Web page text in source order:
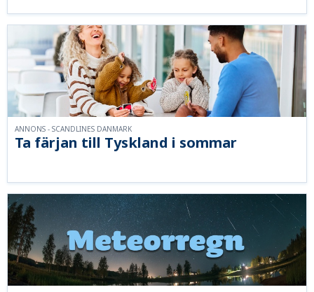
Ta färjan till Tyskland i sommar
ANNONS - SCANDLINES DANMARK